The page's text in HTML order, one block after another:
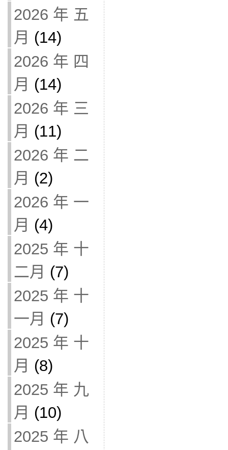
2026 年 五
月 (14)
2026 年 四
月 (14)
2026 年 三
月 (11)
2026 年 二
月 (2)
2026 年 一
月 (4)
2025 年 十
二月 (7)
2025 年 十
一月 (7)
2025 年 十
月 (8)
2025 年 九
月 (10)
2025 年 八